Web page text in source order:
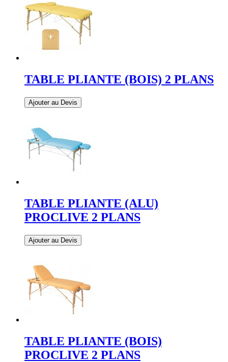
TABLE PLIANTE (BOIS) 2 PLANS
Ajouter au Devis
TABLE PLIANTE (ALU)
PROCLIVE 2 PLANS
Ajouter au Devis
TABLE PLIANTE (BOIS)
PROCLIVE 2 PLANS